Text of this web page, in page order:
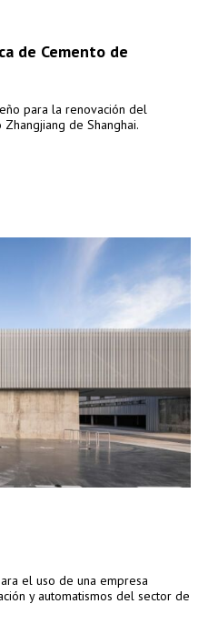
de Cemento de
para la renovación del
de Shanghai.
el uso de una empresa
y automatismos del sector de